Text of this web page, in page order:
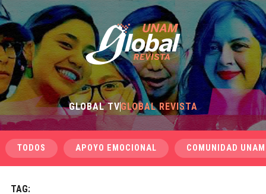
GLOBAL TVGLOBAL REVISTA
TODOS APOYO EMOCIONAL COMUNIDAD UNAM
TAG: